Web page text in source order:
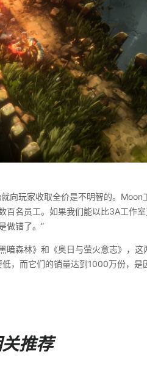
向玩家收取全价是不明智的。Moon
名员工。如果我们能以比3A工作
做错了。”
森林》和《奥日与萤火意志》，这
，而它们的销量达到1000万份，是
推荐